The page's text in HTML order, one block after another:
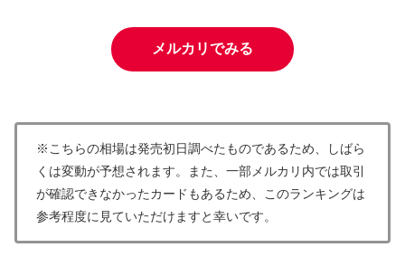
メルカリでみる
※こちらの相場は発売初日調べたものであるため、しばら
くは変動が予想されます。また、一部メルカリ内では取引
が確認できなかったカードもあるため、このランキングは
参考程度に見ていただけますと幸いです。